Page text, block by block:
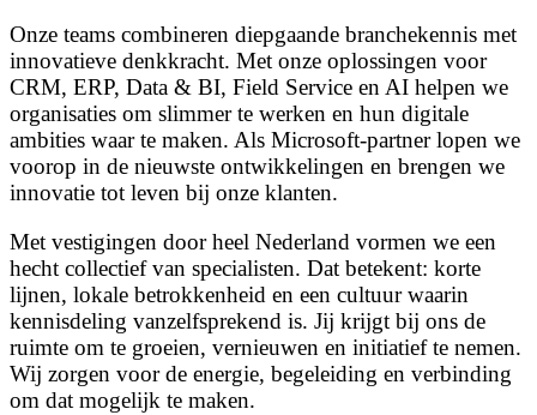
Onze teams combineren diepgaande branchekennis met
innovatieve denkkracht. Met onze oplossingen voor
CRM, ERP, Data & BI, Field Service en AI helpen we
organisaties om slimmer te werken en hun digitale
ambities waar te maken. Als Microsoft-partner lopen we
voorop in de nieuwste ontwikkelingen en brengen we
innovatie tot leven bij onze klanten.
Met vestigingen door heel Nederland vormen we een
hecht collectief van specialisten. Dat betekent: korte
lijnen, lokale betrokkenheid en een cultuur waarin
kennisdeling vanzelfsprekend is. Jij krijgt bij ons de
ruimte om te groeien, vernieuwen en initiatief te nemen.
Wij zorgen voor de energie, begeleiding en verbinding
om dat mogelijk te maken.